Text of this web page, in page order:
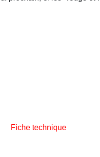
Fiche technique